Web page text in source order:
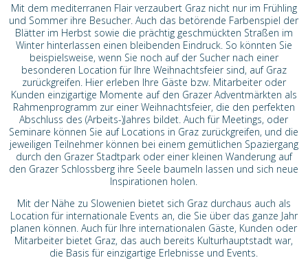
Mit dem mediterranen Flair verzaubert Graz nicht nur im Frühling
und Sommer ihre Besucher. Auch das betörende Farbenspiel der
Blätter im Herbst sowie die prächtig geschmückten Straßen im
Winter hinterlassen einen bleibenden Eindruck. So könnten Sie
beispielsweise, wenn Sie noch auf der Sucher nach einer
besonderen Location für Ihre Weihnachtsfeier sind, auf Graz
zurückgreifen. Hier erleben Ihre Gäste bzw. Mitarbeiter oder
Kunden einzigartige Momente auf den Grazer Adventmärkten als
Rahmenprogramm zur einer Weihnachtsfeier, die den perfekten
Abschluss des (Arbeits-)Jahres bildet. Auch für Meetings, oder
Seminare können Sie auf Locations in Graz zurückgreifen, und die
jeweiligen Teilnehmer können bei einem gemütlichen Spaziergang
durch den Grazer Stadtpark oder einer kleinen Wanderung auf
den Grazer Schlossberg ihre Seele baumeln lassen und sich neue
Inspirationen holen.
Mit der Nähe zu Slowenien bietet sich Graz durchaus auch als
Location für internationale Events an, die Sie über das ganze Jahr
planen können. Auch für Ihre internationalen Gäste, Kunden oder
Mitarbeiter bietet Graz, das auch bereits Kulturhauptstadt war,
die Basis für einzigartige Erlebnisse und Events.